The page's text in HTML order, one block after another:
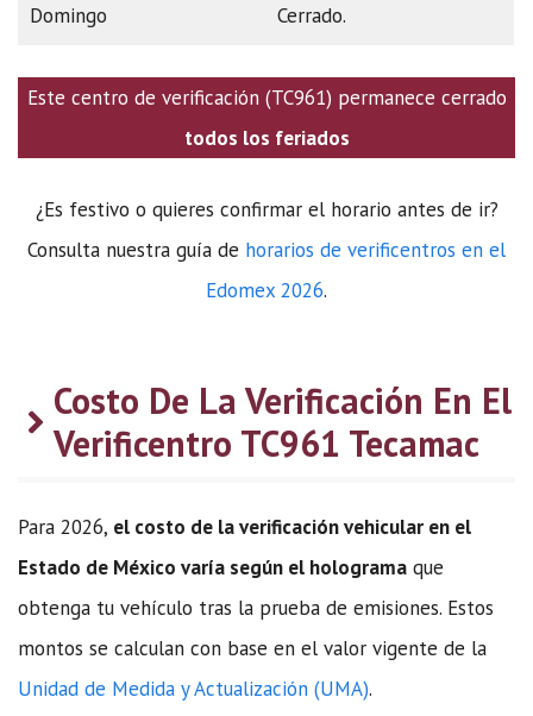
Domingo Cerrado.
Este centro de verificación (TC961) permanece cerrado
todos los feriados
¿Es festivo o quieres confirmar el horario antes de ir?
Consulta nuestra guía de horarios de verificentros en el
Edomex 2026.
Costo De La Verificación En El
Verificentro TC961 Tecamac
Para 2026, el costo de la verificación vehicular en el
Estado de México varía según el holograma que
obtenga tu vehículo tras la prueba de emisiones. Estos
montos se calculan con base en el valor vigente de la
Unidad de Medida y Actualización (UMA).